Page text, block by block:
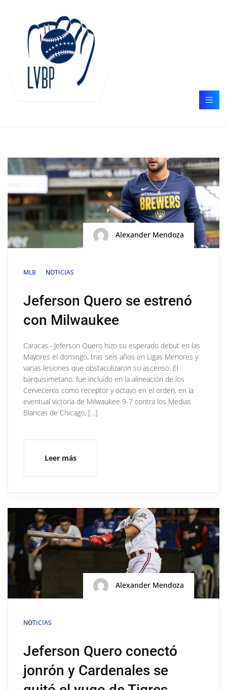
Alexander Mendoza
MLB NOTICIAS
Jeferson Quero se estrenó
con Milwaukee
Caracas.- Jeferson Quero hizo su esperado debut en las
Mayores el domingo, tras seis años en Ligas Menores y
varias lesiones que obstaculizaron su ascenso. El
barquisimetano, fue incluido en la alineación de los
Cerveceros como receptor y octavo en el orden, en la
eventual victoria de Milwaukee 9-7 contra los Medias
Blancas de Chicago, […]
Leer más
Alexander Mendoza
NOTICIAS
Jeferson Quero conectó
jonrón y Cardenales se